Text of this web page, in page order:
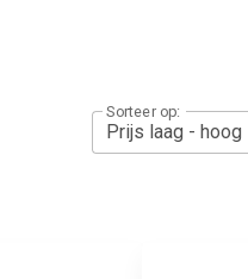
Sorteer op: